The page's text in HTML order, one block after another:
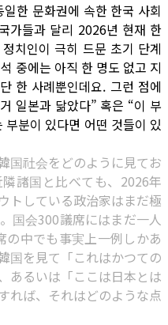
한 문화권에 속한 한국 사회
가들과 달리 2026년 현재 한
치인이 극히 드문 초기 단계
중에는 아직 한 명도 없고 지
한 사례뿐인데요. 그런 점에
일본과 닮았다” 혹은 “이 부
분이 있다면 어떤 것들이 있
国社会をどのように見てお
諸国と比べても、2026年
トしている政治家はまだ極
国会300議席にはまだ一人
の中でも事実上一例しかあ
国を見て「これはかつての
あるいは「ここは日本とは
れば、それはどのような点